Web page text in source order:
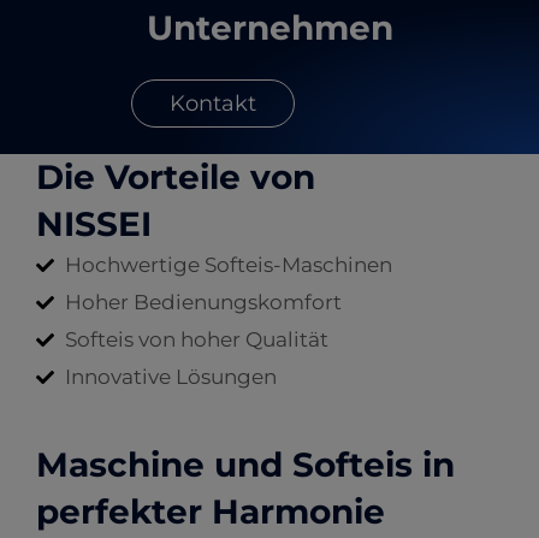
Unternehmen
Kontakt
Die Vorteile von
NISSEI
Hochwertige Softeis-Maschinen
Hoher Bedienungskomfort
Softeis von hoher Qualität
Innovative Lösungen
Maschine und Softeis in
perfekter Harmonie